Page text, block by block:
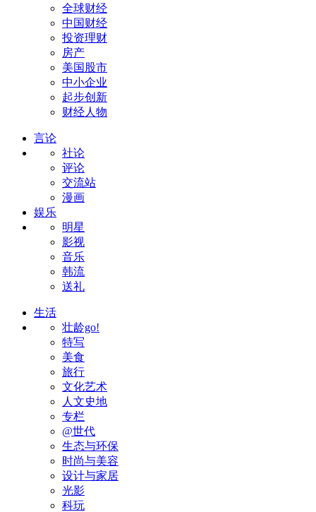
全球财经
中国财经
投资理财
房产
美国股市
中小企业
起步创新
财经人物
言论
社论
评论
交流站
漫画
娱乐
明星
影视
音乐
韩流
送礼
生活
壮龄go!
特写
美食
旅行
文化艺术
人文史地
专栏
@世代
生态与环保
时尚与美容
设计与家居
光影
科玩